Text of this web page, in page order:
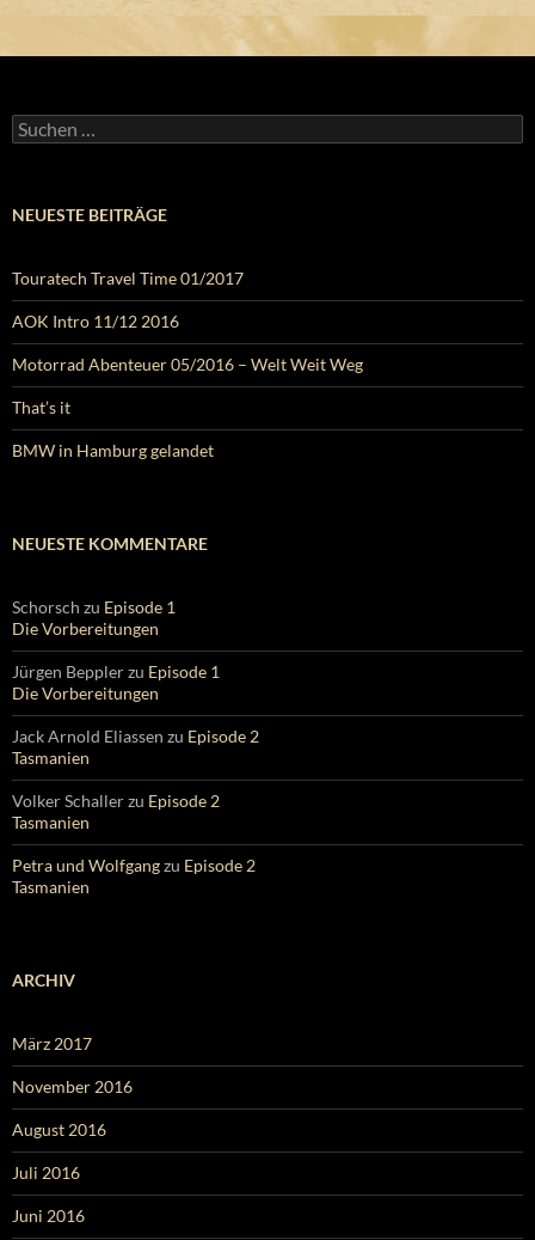
Suchen
nach:
NEUESTE BEITRÄGE
Touratech Travel Time 01/2017
AOK Intro 11/12 2016
Motorrad Abenteuer 05/2016 – Welt Weit Weg
That’s it
BMW in Hamburg gelandet
NEUESTE KOMMENTARE
Schorsch zu Episode 1
Die Vorbereitungen
Jürgen Bepplerzu Episode 1
Die Vorbereitungen
Jack Arnold Eliassen zu Episode 2
Tasmanien
Volker Schallerzu Episode 2
Tasmanien
Petra und Wolfgangzu Episode 2
Tasmanien
ARCHIV
März 2017
November 2016
August 2016
Juli 2016
Juni 2016